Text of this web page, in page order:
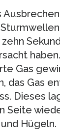
Gas
das Gas
Dieses
Seite
Hügeln.